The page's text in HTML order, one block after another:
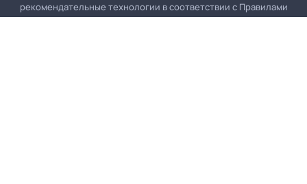
рекомендательные технологии в соответствии с Правилами